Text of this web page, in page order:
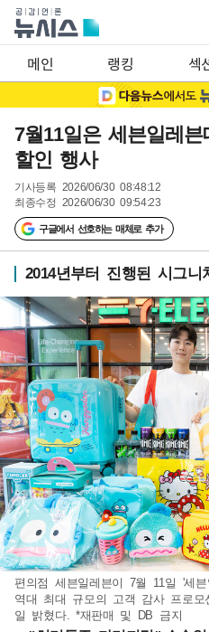
메인 랭킹 섹
7월11일은 세븐일레
할인 행사
기사등록 2026/06/30 08:48:12
최종수정 2026/06/30 09:54:23
구글에서 선호하는 매체로 추가
2014년부터 진행된 시그니
편의점 세븐일레븐이 7월 11일 '세
역대 최대 규모의 고객 감사 프로
일 밝혔다. *재판매 및 DB 금지